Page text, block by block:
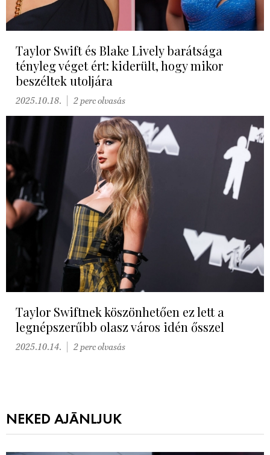
Taylor Swift és Blake Lively barátsága
tényleg véget ért: kiderült, hogy mikor
beszéltek utoljára
2025.10.18. 2 perc olvasás
Taylor Swiftnek köszönhetően ez lett a
legnépszerűbb olasz város idén ősszel
2025.10.14. 2 perc olvasás
NEKED AJÁNLJUK